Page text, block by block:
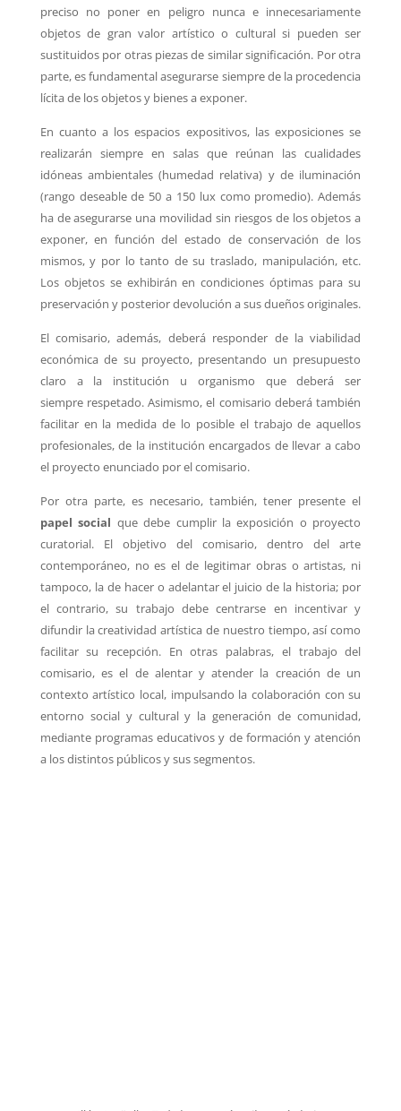
preciso no poner en peligro nunca e innecesariamente
objetos de gran valor artístico o cultural si pueden ser
sustituidos por otras piezas de similar significación. Por otra
parte, es fundamental asegurarse siempre de la procedencia
lícita de los objetos y bienes a exponer.
En cuanto a los espacios expositivos, las exposiciones se
realizarán siempre en salas que reúnan las cualidades
idóneas ambientales (humedad relativa) y de iluminación
(rango deseable de 50 a 150 lux como promedio). Además
ha de asegurarse una movilidad sin riesgos de los objetos a
exponer, en función del estado de conservación de los
mismos, y por lo tanto de su traslado, manipulación, etc.
Los objetos se exhibirán en condiciones óptimas para su
preservación y posterior devolución a sus dueños originales.
El comisario, además, deberá responder de la viabilidad
económica de su proyecto, presentando un presupuesto
claro a la institución u organismo que deberá ser
siempre respetado. Asimismo, el comisario deberá también
facilitar en la medida de lo posible el trabajo de aquellos
profesionales, de la institución encargados de llevar a cabo
el proyecto enunciado por el comisario.
Por otra parte, es necesario, también, tener presente el
papel social que debe cumplir la exposición o proyecto
curatorial. El objetivo del comisario, dentro del arte
contemporáneo, no es el de legitimar obras o artistas, ni
tampoco, la de hacer o adelantar el juicio de la historia; por
el contrario, su trabajo debe centrarse en incentivar y
difundir la creatividad artística de nuestro tiempo, así como
facilitar su recepción. En otras palabras, el trabajo del
comisario, es el de alentar y atender la creación de un
contexto artístico local, impulsando la colaboración con su
entorno social y cultural y la generación de comunidad,
mediante programas educativos y de formación y atención
a los distintos públicos y sus segmentos.